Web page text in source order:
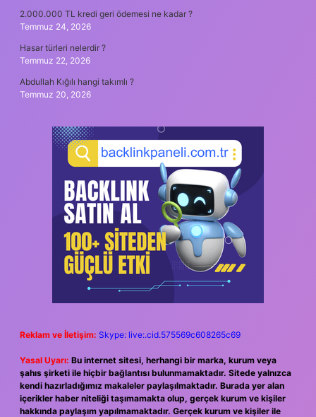
2.000.000 TL kredi geri ödemesi ne kadar ?
Temmuz 24, 2026
Hasar türleri nelerdir ?
Temmuz 22, 2026
Abdullah Kığılı hangi takımlı ?
Temmuz 20, 2026
Reklam ve İletişim: Skype: live:.cid.575569c608265c69
Yasal Uyarı: Bu internet sitesi, herhangi bir marka, kurum veya
şahıs şirketi ile hiçbir bağlantısı bulunmamaktadır. Sitede yalnızca
kendi hazırladığımız makaleler paylaşılmaktadır. Burada yer alan
içerikler haber niteliği taşımamakta olup, gerçek kurum ve kişiler
hakkında paylaşım yapılmamaktadır. Gerçek kurum ve kişiler ile